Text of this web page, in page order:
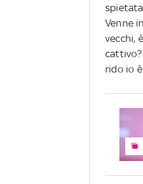
Venne
vecchi,
rido io